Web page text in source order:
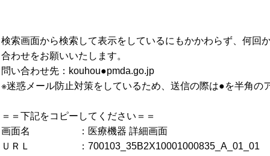
検索画面から検索して表示をしているにもかかわらず、何回
合わせをお願いいたします。
問い合わせ先：kouhou●pmda.go.jp
※迷惑メール防止対策をしているため、送信の際は●を半角の
＝＝下記をコピーしてください＝＝
画面名 ：医療機器 詳細画面
ＵＲＬ ：700103_35B2X10001000835_A_01_01